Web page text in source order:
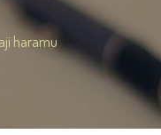
haramu